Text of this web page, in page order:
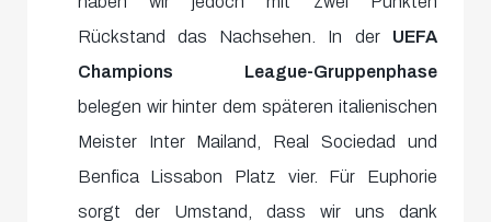
Rückstand das Nachsehen. In der UEFA
Champions League-Gruppenphase
belegen wir hinter dem späteren italienischen
Meister Inter Mailand, Real Sociedad und
Benfica Lissabon Platz vier. Für Euphorie
sorgt der Umstand, dass wir uns dank